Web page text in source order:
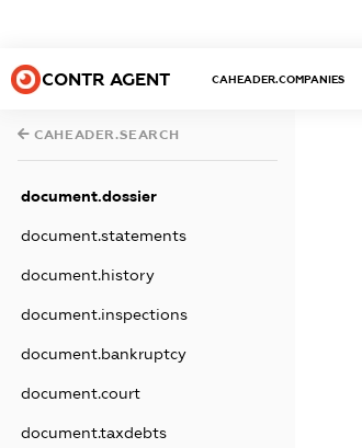
CONTR AGENT CAHEADER.COMPANIES
CAHEADER.SEARCH
document.dossier
document.statements
document.history
document.inspections
document.bankruptcy
document.court
document.taxdebts